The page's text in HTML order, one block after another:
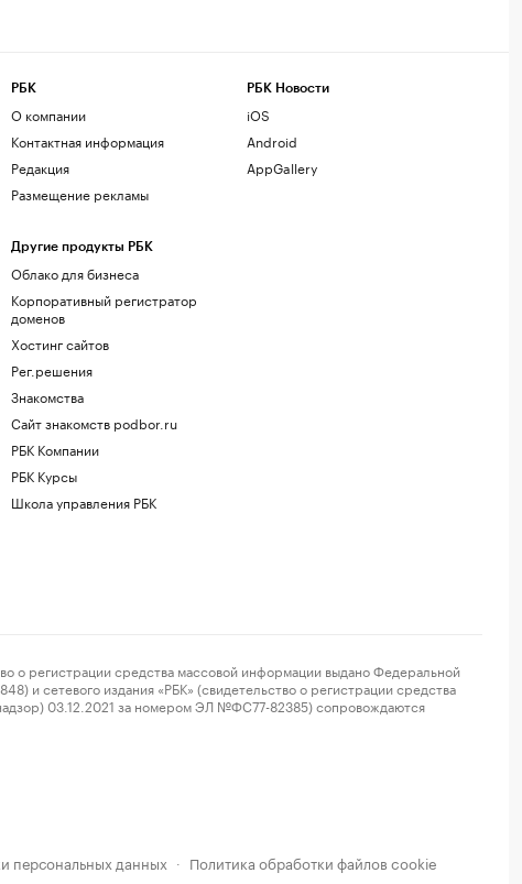
РБК
О компании
Контактная информация
Редакция
Размещение рекламы
Другие продукты РБК
Облако для бизнеса
Корпоративный регистратор
доменов
Хостинг сайтов
Рег.решения
Знакомства
Сайт знакомств podbor.ru
РБК Компании
РБК Курсы
Школа управления РБК
РБК Новости
iOS
Android
AppGallery
регистрации средства массовой информации выдано Федеральной
и сетевого издания «РБК» (свидетельство о регистрации средства
03.12.2021 за номером ЭЛ №ФС77-82385) сопровождаются
персональных данных · Политика обработки файлов cookie